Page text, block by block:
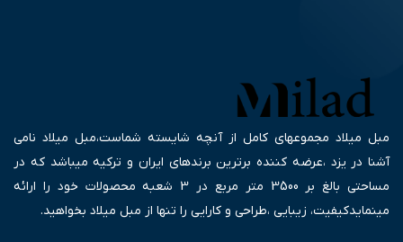
مبل میلاد مجموعهای کامل از آنچه شایسته شماست،مبل میلاد نامی
آشنا در یزد ،عرضه کننده برترین برندهای ایران و ترکیه میباشد که در
مساحتی بالغ بر 3500 متر مربع در 3 شعبه محصولات خود را ارائه
مینمایدکیفیت، زیبایی ،طراحی و کارایی را تنها از مبل میلاد بخواهید.